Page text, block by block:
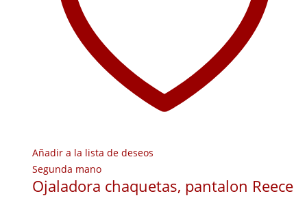
Añadir a la lista de deseos
Segunda mano
Ojaladora chaquetas, pantalon Reece